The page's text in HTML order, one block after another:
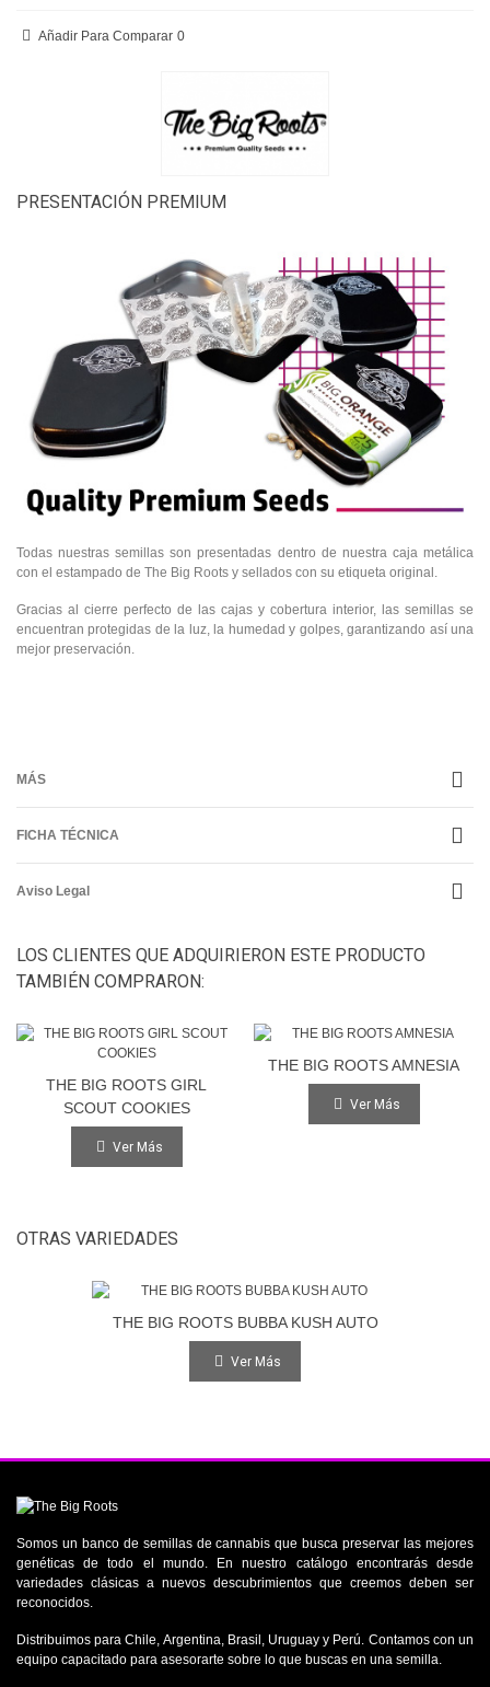
Añadir Para Comparar 0
PRESENTACIÓN PREMIUM
Todas nuestras semillas son presentadas dentro de nuestra caja metálica
con el estampado de The Big Roots y sellados con su etiqueta original.
Gracias al cierre perfecto de las cajas y cobertura interior, las semillas se
encuentran protegidas de la luz, la humedad y golpes, garantizando así una
mejor preservación.
MÁS
FICHA TÉCNICA
Aviso Legal
LOS CLIENTES QUE ADQUIRIERON ESTE PRODUCTO
TAMBIÉN COMPRARON:
THE BIG ROOTS GIRL
SCOUT COOKIES
Ver Más
THE BIG ROOTS AMNESIA
Ver Más
OTRAS VARIEDADES
THE BIG ROOTS BUBBA KUSH AUTO
Ver Más
Somos un banco de semillas de cannabis que busca preservar las mejores
genéticas de todo el mundo. En nuestro catálogo encontrarás desde
variedades clásicas a nuevos descubrimientos que creemos deben ser
reconocidos.
Distribuimos para Chile, Argentina, Brasil, Uruguay y Perú. Contamos con un
equipo capacitado para asesorarte sobre lo que buscas en una semilla.